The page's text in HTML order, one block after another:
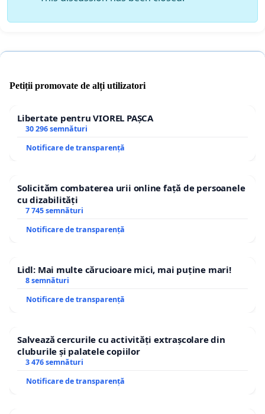
Petiții promovate de alți utilizatori
Libertate pentru VIOREL PAȘCA
30 296 semnături
Notificare de transparență
Solicităm combaterea urii online față de persoanele
cu dizabilități
7 745 semnături
Notificare de transparență
Lidl: Mai multe cărucioare mici, mai puține mari!
8 semnături
Notificare de transparență
Salvează cercurile cu activități extrașcolare din
cluburile și palatele copiilor
3 476 semnături
Notificare de transparență